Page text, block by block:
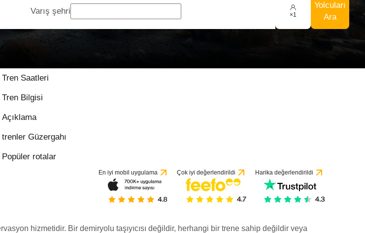
Varış şehri ×1
Yolcuları
Ara
Tren Saatleri
Tren Bilgisi
Açıklama
trenler Güzergahı
Popüler rotalar
En iyi mobil uygulama Çok iyi değerlendirildi Harika değerlendirildi
hizmetidir. Bir demiryolu taşıyıcısı değildir, herhangi bir trene sahip değildir veya